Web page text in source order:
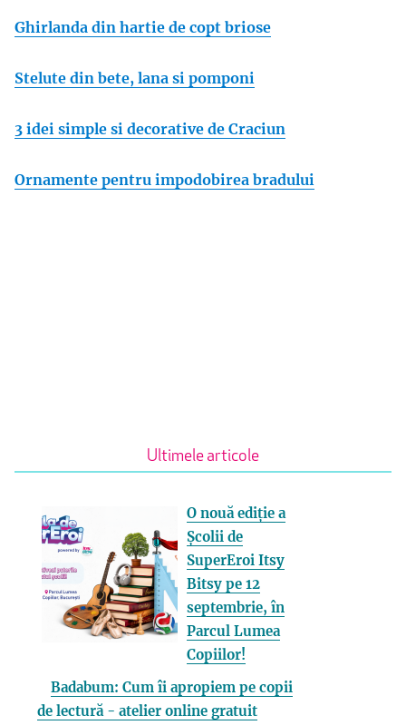
Ghirlanda din hartie de copt briose
Stelute din bete, lana si pomponi
3 idei simple si decorative de Craciun
Ornamente pentru impodobirea bradului
Ultimele articole
O nouă ediție a
Școlii de
SuperEroi Itsy
Bitsy pe 12
septembrie, în
Parcul Lumea
Copiilor!
Badabum: Cum îi apropiem pe copii
de lectură - atelier online gratuit